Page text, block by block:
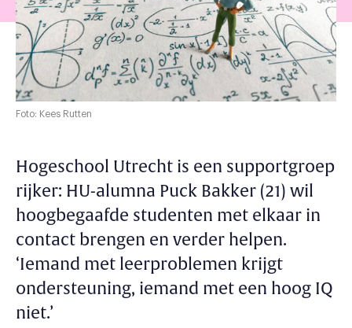
Foto: Kees Rutten
Hogeschool Utrecht is een supportgroep
rijker: HU-alumna Puck Bakker (21) wil
hoogbegaafde studenten met elkaar in
contact brengen en verder helpen.
‘Iemand met leerproblemen krijgt
ondersteuning, iemand met een hoog IQ
niet.’